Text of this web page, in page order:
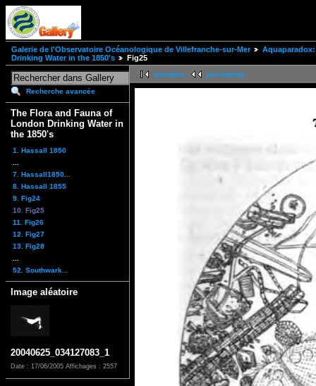
Galerie de l'Observatoire Océanologique de Villefranche-sur-Mer
Drinking Water in the 1850's
Fig25
Recherche avancée
The Flora and Fauna of
London Drinking Water in
the 1850's
1. Hassall 1850
7. Hassall1850...
8. Hassall 1855
9. Fig24
10. Fig25
11. Fig26
12. Fig27
13. Fig28
52. Southwark...
Image aléatoire
20040625_034127083_1
Date : 17/06/2005 Affichages : 2557
première précédente